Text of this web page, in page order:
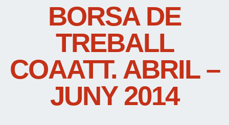
BORSA DE
TREBALL
COAATT. ABRIL –
JUNY 2014